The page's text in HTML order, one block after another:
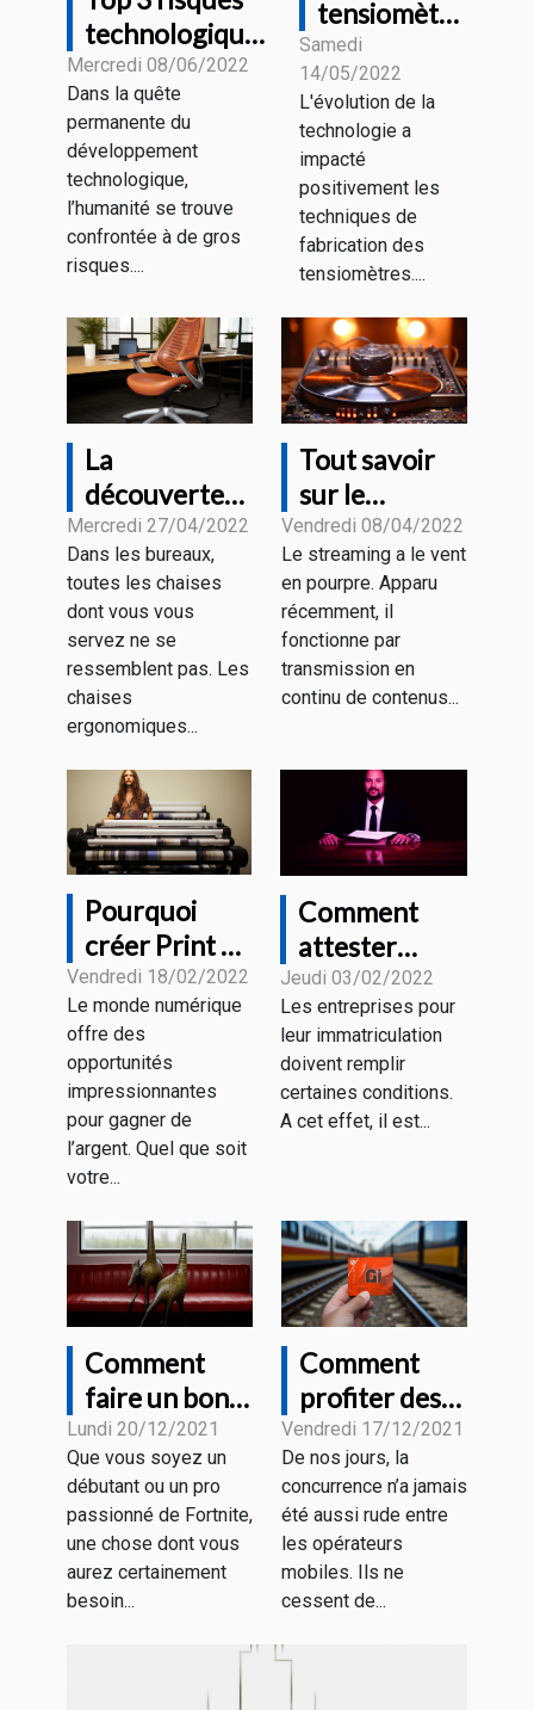
technologiques
majeurs
Mercredi 08/06/2022
Dans la quête
permanente du
développement
technologique,
l’humanité se trouve
confrontée à de gros
risques....
tensiomètre
connecté :
De quoi
s’agit-il ?
Samedi
14/05/2022
L'évolution de la
technologie a
impacté
positivement les
techniques de
fabrication des
tensiomètres....
La
découverte
de la chaise
de bureau
ergonomique
Mercredi 27/04/2022
Dans les bureaux,
toutes les chaises
dont vous vous
servez ne se
ressemblent pas. Les
chaises
ergonomiques...
Tout savoir
sur le
streaming
Vendredi 08/04/2022
Le streaming a le vent
en pourpre. Apparu
récemment, il
fonctionne par
transmission en
continu de contenus...
Pourquoi
créer Print on
Demand et
Comment ça
fonctionne?
Vendredi 18/02/2022
Le monde numérique
offre des
opportunités
impressionnantes
pour gagner de
l’argent. Quel que soit
votre...
Comment
attester
juridiquement
de l’existence
de votre
entreprise ?
Jeudi 03/02/2022
Les entreprises pour
leur immatriculation
doivent remplir
certaines conditions.
A cet effet, il est...
Comment
faire un bon
choix de
souris gamer
pour Fortnite
?
Lundi 20/12/2021
Que vous soyez un
débutant ou un pro
passionné de Fortnite,
une chose dont vous
aurez certainement
besoin...
Comment
profiter des
forfaits
mobiles sans
engagement
?
Vendredi 17/12/2021
De nos jours, la
concurrence n’a jamais
été aussi rude entre
les opérateurs
mobiles. Ils ne
cessent de...